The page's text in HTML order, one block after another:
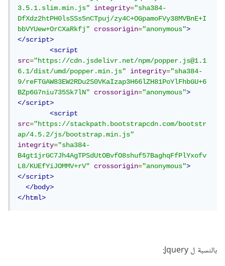
3.5.1.slim.min.js"
integrity="sha384-
DfXdz2htPH0lsSSs5nCTpuj/zy4C+OGpamoFVy38MVBnE+I
bbVYUew+OrCXaRkfj"
crossorigin="anonymous">
</script>
<script
src="https://cdn.jsdelivr.net/npm/popper.js@1.1
6.1/dist/umd/popper.min.js"
integrity="sha384-
9/reFTGAW83EW2RDu2S0VKaIzap3H66lZH81PoYlFhbGU+6
BZp6G7niu735Sk7lN"
crossorigin="anonymous">
</script>
<script
src="https://stackpath.bootstrapcdn.com/bootstr
ap/4.5.2/js/bootstrap.min.js"
integrity="sha384-
B4gt1jrGC7Jh4AgTPSdUtOBvfO8shuf57BaghqFfPlYxofv
L8/KUEfYiJOMMV+rV"
crossorigin="anonymous">
</script>
</body>
</html>
بالنسبة ل Jquery: